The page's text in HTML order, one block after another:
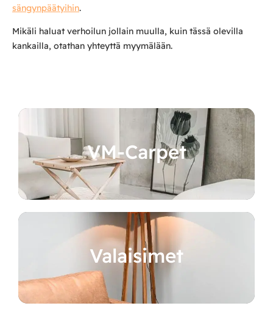
sängynpäätyihin.
Mikäli haluat verhoilun jollain muulla, kuin tässä olevilla
kankailla, otathan yhteyttä myymälään.
VM-Carpet
Valaisimet